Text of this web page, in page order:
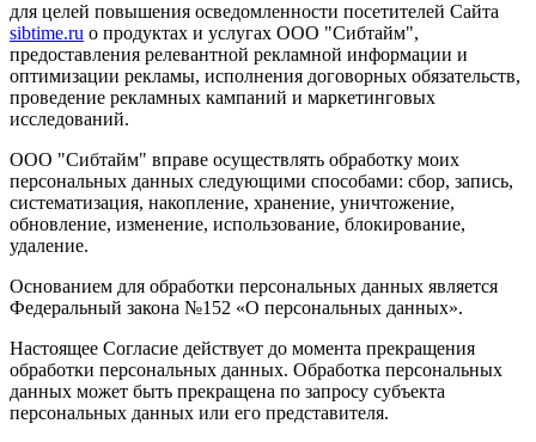
для целей повышения осведомленности посетителей Сайта
sibtime.ru о продуктах и услугах ООО "Сибтайм",
предоставления релевантной рекламной информации и
оптимизации рекламы, исполнения договорных обязательств,
проведение рекламных кампаний и маркетинговых
исследований.
ООО "Сибтайм" вправе осуществлять обработку моих
персональных данных следующими способами: сбор, запись,
систематизация, накопление, хранение, уничтожение,
обновление, изменение, использование, блокирование,
удаление.
Основанием для обработки персональных данных является
Федеральный закона №152 «О персональных данных».
Настоящее Согласие действует до момента прекращения
обработки персональных данных. Обработка персональных
данных может быть прекращена по запросу субъекта
персональных данных или его представителя.